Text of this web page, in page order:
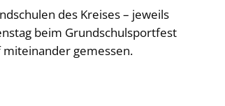
des Kreises – jeweils
beim Grundschulsportfest
gemessen.